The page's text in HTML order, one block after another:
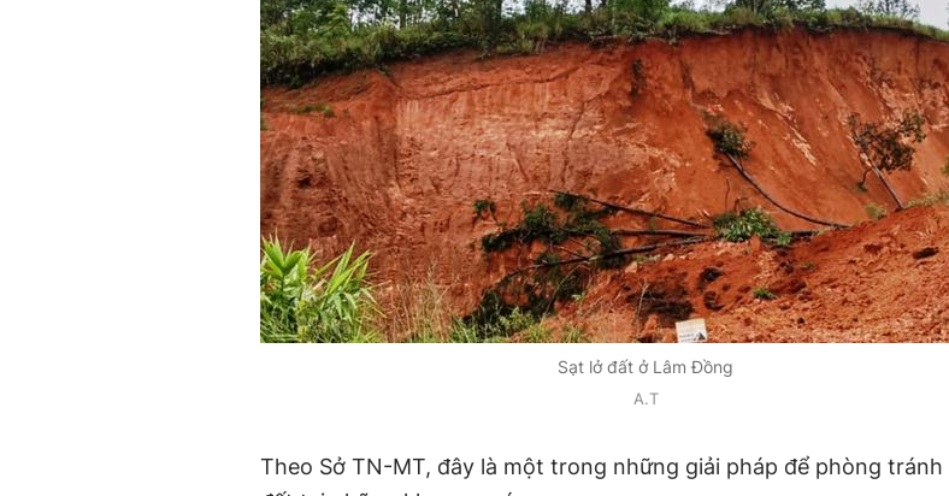
Sạt lở đất ở Lâm Đồng
A.T
Theo Sở TN-MT, đây là một trong những giải pháp để phòng tránh